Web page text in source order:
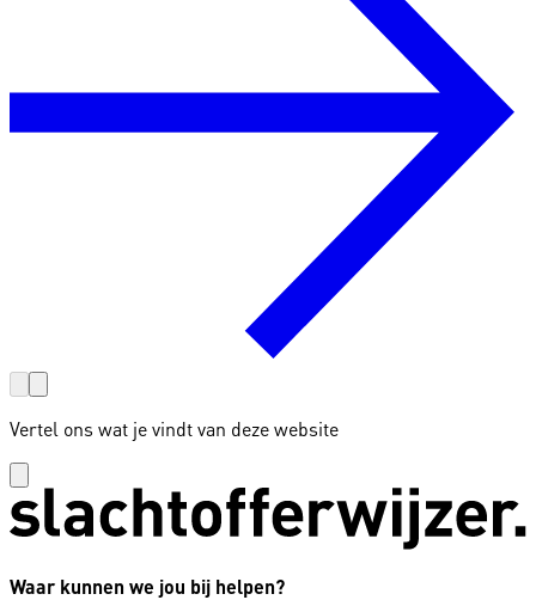
Vertel ons wat je vindt van deze website
Waar kunnen we jou bij helpen?